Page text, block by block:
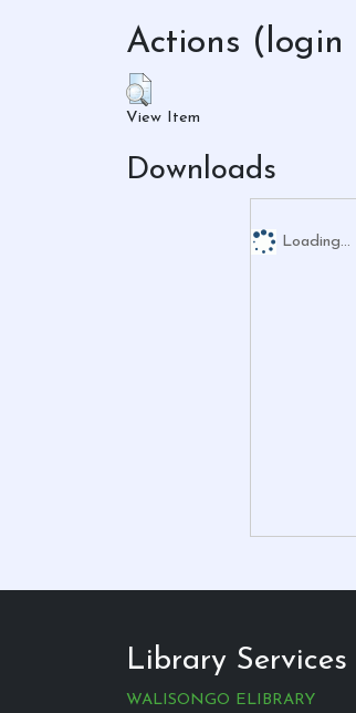
Actions (login
View Item
Downloads
Loading...
Library Services
WALISONGO ELIBRARY